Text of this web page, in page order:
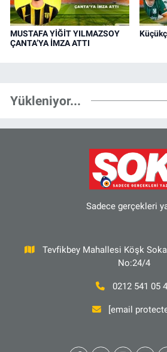
MUSTAFA YİĞİT YILMAZSOY
ÇANTA’YA İMZA ATTI
Yükleniyor...
Sadece gerçekleri
Tevfikbey Mahallesi Köşk
No:24/4
0212 541 05
[email